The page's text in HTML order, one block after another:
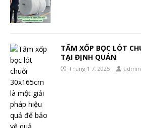
TẤM XỐP BỌC LÓT
TẠI ĐỊNH QUÁN
Tháng 1 7, 2025 admin